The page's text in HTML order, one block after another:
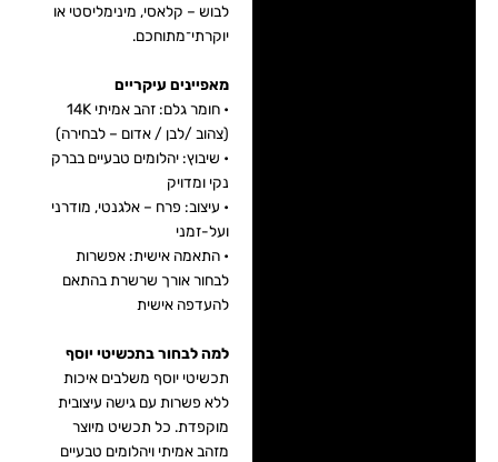
לבוש – קלאסי, מינימליסטי או
יוקרתי־מתוחכם.
מאפיינים עיקריים
• חומר גלם: זהב אמיתי 14K
(צהוב /לבן / אדום – לבחירה)
• שיבוץ: יהלומים טבעיים בברק
נקי ומדויק
• עיצוב: פרח – אלגנטי, מודרני
ועל-זמני
• התאמה אישית: אפשרות
לבחור אורך שרשרת בהתאם
להעדפה אישית
למה לבחור בתכשיטי יוסף
תכשיטי יוסף משלבים איכות
ללא פשרות עם גישה עיצובית
מוקפדת. כל תכשיט מיוצר
מזהב אמיתי ויהלומים טבעיים